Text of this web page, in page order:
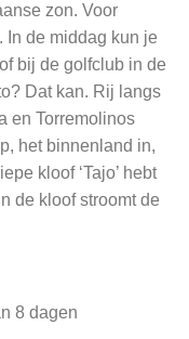
zon. Voor
In de middag kun je
bij de golfclub in de
Dat kan. Rij langs
en Torremolinos
het binnenland in,
kloof ‘Tajo’ hebt
de kloof stroomt de
8 dagen